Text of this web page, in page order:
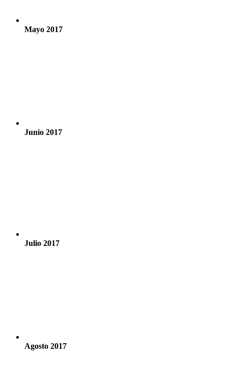
Mayo 2017
Junio 2017
Julio 2017
Agosto 2017